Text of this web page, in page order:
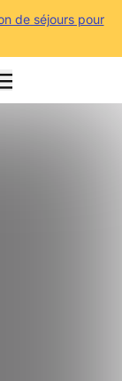
de séjours pour